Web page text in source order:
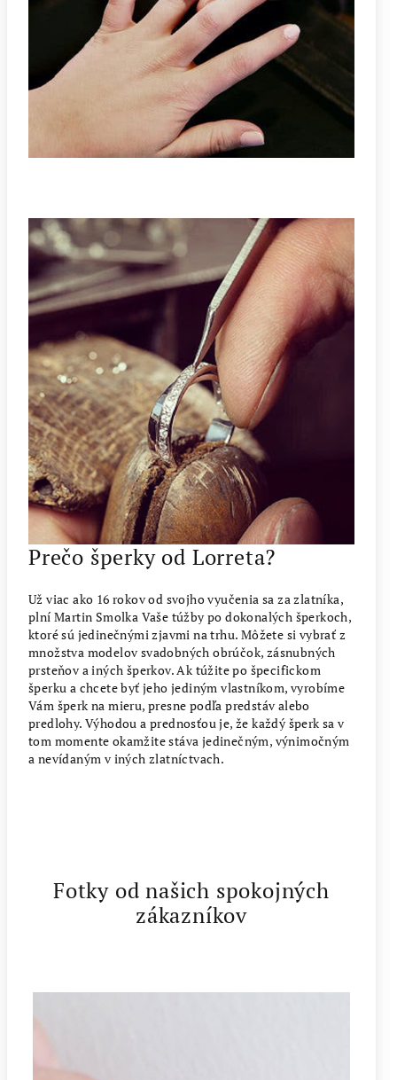
Prečo šperky od Lorreta?
Už viac ako 16 rokov od svojho vyučenia sa za zlatníka,
plní Martin Smolka Vaše túžby po dokonalých šperkoch,
ktoré sú jedinečnými zjavmi na trhu. Môžete si vybrať z
množstva modelov svadobných obrúčok, zásnubných
prsteňov a iných šperkov. Ak túžite po špecifickom
šperku a chcete byť jeho jediným vlastníkom, vyrobíme
Vám šperk na mieru, presne podľa predstáv alebo
predlohy. Výhodou a prednosťou je, že každý šperk sa v
tom momente okamžite stáva jedinečným, výnimočným
a nevídaným v iných zlatníctvach.
Fotky od našich spokojných
zákazníkov